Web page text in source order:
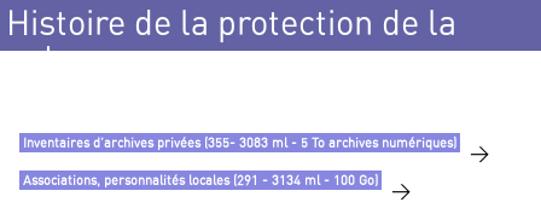
Histoire de la protection de la
nature
Inventaires d’archives privées (355- 3083 ml - 5 To archives numériques) >
Associations, personnalités locales (291 - 3134 ml - 100 Go) >